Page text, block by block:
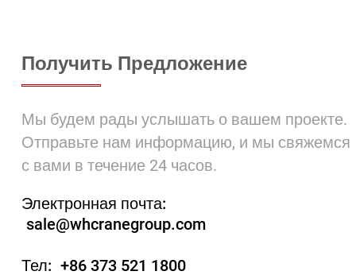
Получить Предложение
Мы будем рады услышать о вашем проекте.
Отправьте нам информацию, и мы свяжемся
с вами в течение 24 часов.
Электронная почта:
sale@whcranegroup.com
Тел: +86 373 521 1800